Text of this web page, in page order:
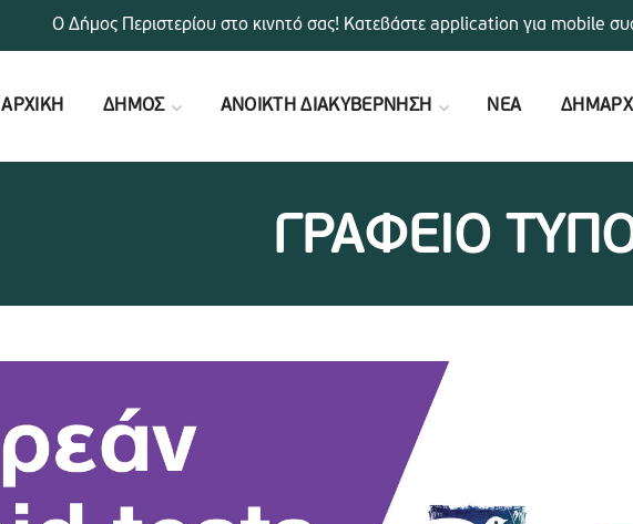
ΑΡΧΙΚΗ ΔΗΜΟΣ ΑΝΟΙΚΤΗ ΔΙΑΚΥΒΕΡΝΗΣΗ ΝΕΑ
ΓΡΑΦΕΙΟ
Ο Δήμος Περιστερίου στο κινητό σας! Κατεβάστε application για mobile